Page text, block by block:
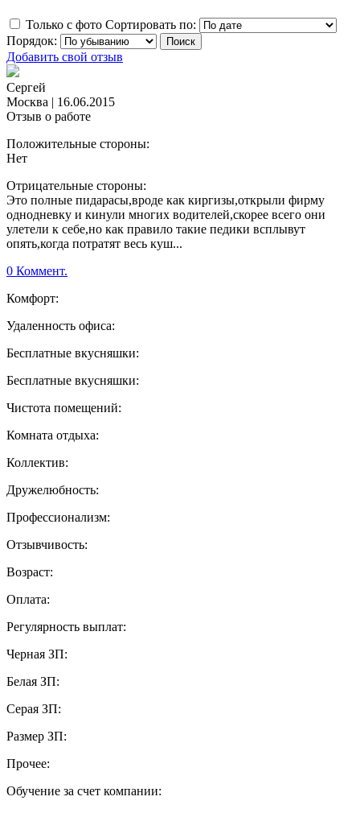
Только с фото Сортировать по:
Порядок:
Добавить свой отзыв
Сергей
Москва | 16.06.2015
Отзыв о работе
Положительные стороны:
Нет
Отрицательные стороны:
Это полные пидарасы,вроде как киргизы,открыли фирму
однодневку и кинули многих водителей,скорее всего они
улетели к себе,но как правило такие педики всплывут
опять,когда потратят весь куш...
0 Коммент.
Комфорт:
Удаленность офиса:
Бесплатные вкусняшки:
Бесплатные вкусняшки:
Чистота помещений:
Комната отдыха:
Коллектив:
Дружелюбность:
Профессионализм:
Отзывчивость:
Возраст:
Оплата:
Регулярность выплат:
Черная ЗП:
Белая ЗП:
Серая ЗП:
Размер ЗП:
Прочее:
Обучение за счет компании: